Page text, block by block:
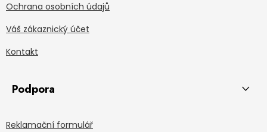
Ochrana osobních údajů
Váš zákaznický účet
Kontakt
Podpora
Reklamační formulář